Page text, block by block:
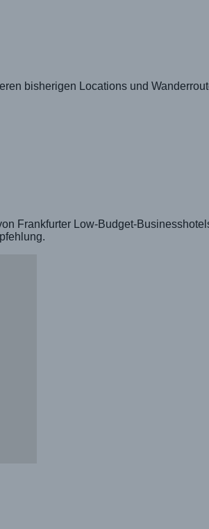
bisherigen Locations und
Frankfurter Low-Budget-